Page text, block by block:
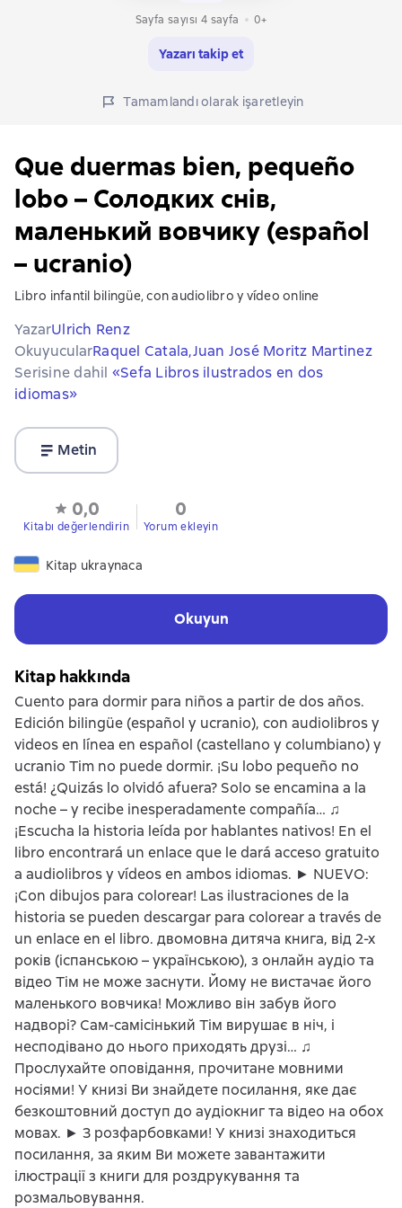
Sayfa sayısı 4 sayfa
0+
Yazarı takip et
Tamamlandı olarak işaretleyin
Que duermas bien, pequeño
lobo – Солодких снів,
маленький вовчикy (español
– ucranio)
Libro infantil bilingüe, con audiolibro y vídeo online
YazarUlrich Renz
OkuyucularRaquel Catala,Juan José Moritz Martinez
Serisine dahil «Sefa Libros ilustrados en dos
idiomas»
Metin
0,0
Kitabı değerlendirin
0
Yorum ekleyin
Kitap ukraynaca
Okuyun
Kitap hakkında
Cuento para dormir para niños a partir de dos años.
Edición bilingüe (español y ucranio), con audiolibros y
videos en línea en español (castellano y columbiano) y
ucranio Tim no puede dormir. ¡Su lobo pequeño no
está! ¿Quizás lo olvidó afuera? Solo se encamina a la
noche – y recibe inesperadamente compañía… ♫
¡Escucha la historia leída por hablantes nativos! En el
libro encontrará un enlace que le dará acceso gratuito
a audiolibros y vídeos en ambos idiomas. ► NUEVO:
¡Con dibujos para colorear! Las ilustraciones de la
historia se pueden descargar para colorear a través de
un enlace en el libro. двомовна дитяча книга, від 2-х
років (іспанською – українською), з онлайн аудіо та
відео Тім не може заснути. Йому не вистачає його
маленького вовчика! Можливо він забув його
надворі? Сам-самісінький Тім вирушає в ніч, і
несподівано до нього приходять друзі… ♫
Прослухайте оповідання, прочитане мовними
носіями! У книзі Ви знайдете посилання, яке дає
безкоштовний доступ до аудіокниг та відео на обох
мовах. ► З розфарбовками! У книзі знаходиться
посилання, за яким Ви можете завантажити
ілюстрації з книги для роздрукування та
розмальовування.